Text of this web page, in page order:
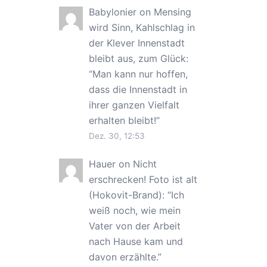
Babylonieron Mensing
wird Sinn, Kahlschlag in
der Klever Innenstadt
bleibt aus, zum Glück:
“Man kann nur hoffen,
dass die Innenstadt in
ihrer ganzen Vielfalt
erhalten bleibt!”
Dez. 30, 12:53
Haueron Nicht
erschrecken! Foto ist alt
(Hokovit-Brand): “Ich
weiß noch, wie mein
Vater von der Arbeit
nach Hause kam und
davon erzählte.”